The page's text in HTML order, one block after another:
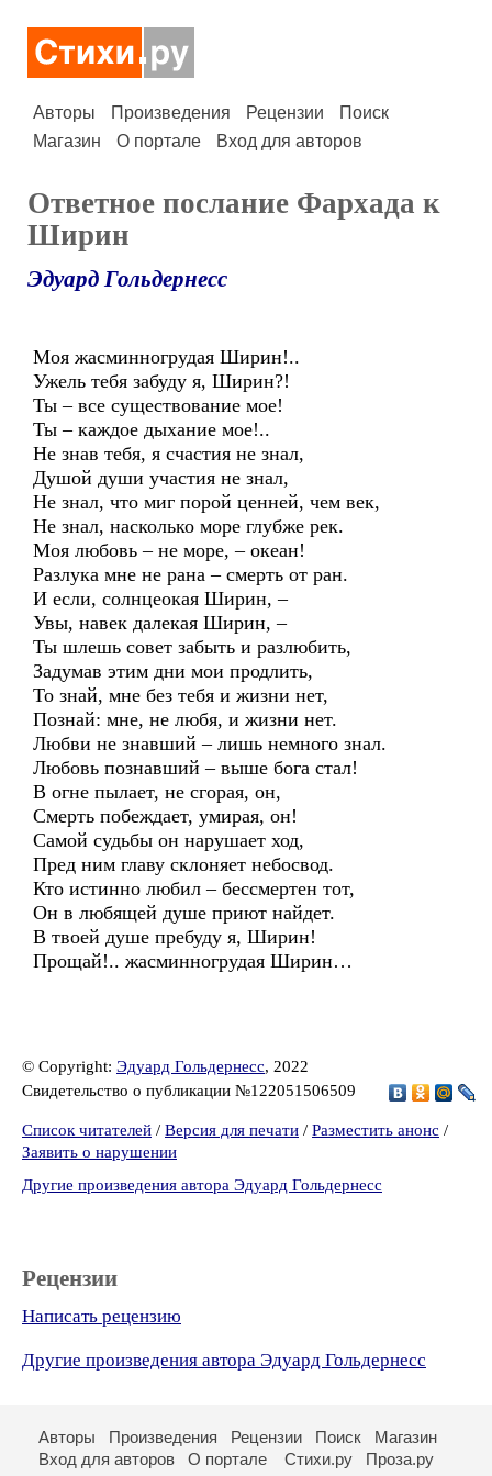
Авторы Произведения Рецензии
Поиск
Магазин
О портале Вход для авторов
Ответное послание Фархада к
Ширин
Эдуард Гольдернесс
Моя жасминногрудая Ширин!..
Ужель тебя забуду я, Ширин?!
Ты – все существование мое!
Ты – каждое дыхание мое!..
Не знав тебя, я счастия не знал,
Душой души участия не знал,
Не знал, что миг порой ценней, чем век,
Не знал, насколько море глубже рек.
Моя любовь – не море, – океан!
Разлука мне не рана – смерть от ран.
И если, солнцеокая Ширин, –
Увы, навек далекая Ширин, –
Ты шлешь совет забыть и разлюбить,
Задумав этим дни мои продлить,
То знай, мне без тебя и жизни нет,
Познай: мне, не любя, и жизни нет.
Любви не знавший – лишь немного знал.
Любовь познавший – выше бога стал!
В огне пылает, не сгорая, он,
Смерть побеждает, умирая, он!
Самой судьбы он нарушает ход,
Пред ним главу склоняет небосвод.
Кто истинно любил – бессмертен тот,
Он в любящей душе приют найдет.
В твоей душе пребуду я, Ширин!
Прощай!.. жасминногрудая Ширин…
© Copyright: Эдуард Гольдернесс, 2022
Свидетельство о публикации №122051506509
Список читателей / Версия для печати / Разместить анонс /
Заявить о нарушении
Другие произведения автора Эдуард Гольдернесс
Рецензии
Написать рецензию
Другие произведения автора Эдуард Гольдернесс
Авторы Произведения Рецензии Поиск
Магазин
Вход для авторов
О портале Стихи.ру Проза.ру